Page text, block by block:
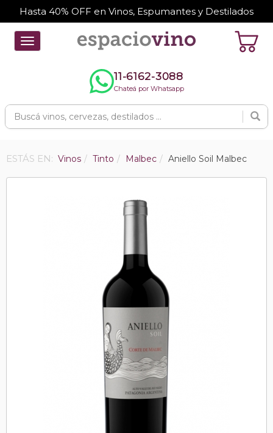
Hasta 40% OFF en Vinos, Espumantes y Destilados
Toggle
navigation
11-6162-3088
Chateá por Whatsapp
ESTÁS EN: Vinos Tinto Malbec Aniello Soil Malbec